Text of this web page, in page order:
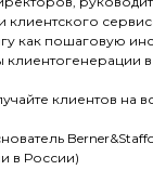
клиентского
как пошаговую
клиентогенерации
клиентов на
в России)